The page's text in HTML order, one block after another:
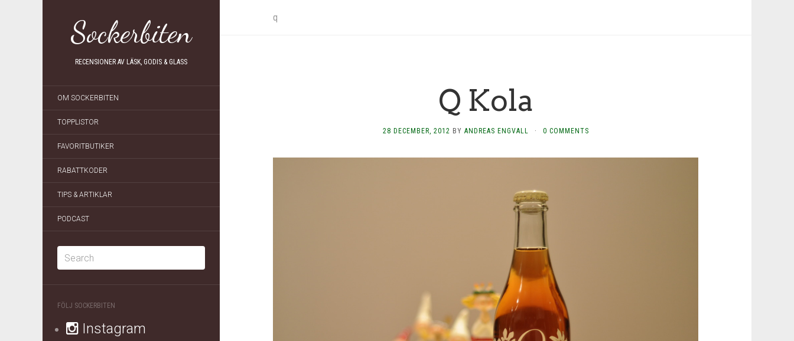
Sockerbiten
RECENSIONER AV LÄSK, GODIS & GLASS
OM SOCKERBITEN
TOPPLISTOR
FAVORITBUTIKER
RABATTKODER
TIPS & ARTIKLAR
PODCAST
FÖLJ SOCKERBITEN
Instagram
q
Q Kola
28 DECEMBER, 2012 BY ANDREAS ENGVALL · 0 COMMENTS